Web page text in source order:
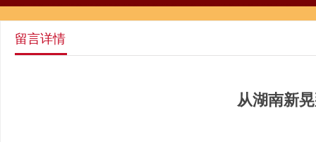
留言详情
从湖南新